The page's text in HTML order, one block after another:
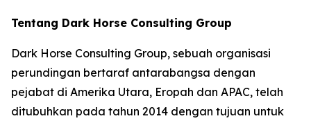
Tentang Dark Horse Consulting Group
Dark Horse Consulting Group, sebuah organisasi
perundingan bertaraf antarabangsa dengan
pejabat di Amerika Utara, Eropah dan APAC, telah
ditubuhkan pada tahun 2014 dengan tujuan untuk